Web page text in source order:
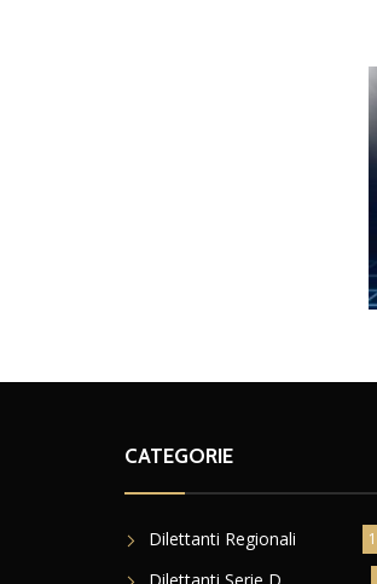
CATEGORIE
Dilettanti Regionali